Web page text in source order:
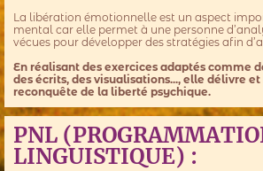
La libération émotionnelle est un aspect
mental car elle permet à une personne
vécues pour développer des stratégies afin
En réalisant des exercices adaptés comme
des écrits, des visualisations..., elle délivre
reconquête de la liberté psychique.
PNL
LINGUISTIQUE) :